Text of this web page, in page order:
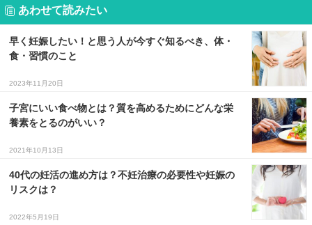
あわせて読みたい
早く妊娠したい！と思う人が今すぐ知るべき、体・
食・習慣のこと
2023年11月20日
子宮にいい食べ物とは？質を高めるためにどんな栄
養素をとるのがいい？
2021年10月13日
40代の妊活の進め方は？不妊治療の必要性や妊娠の
リスクは？
2022年5月19日